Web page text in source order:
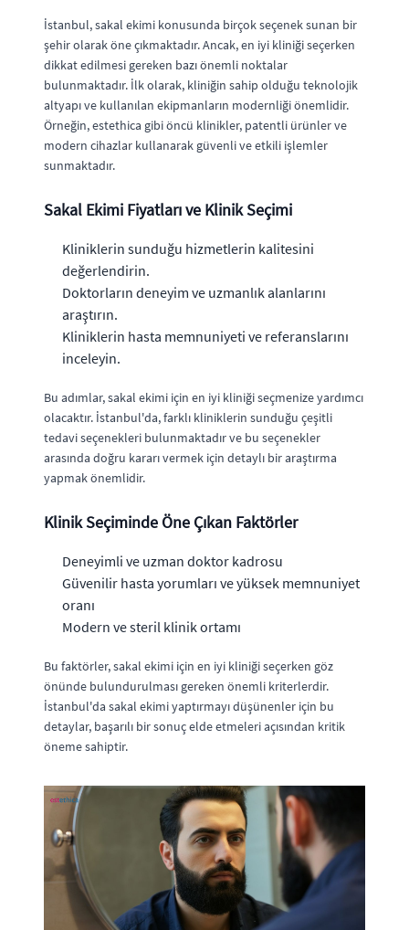
İstanbul, sakal ekimi konusunda birçok seçenek sunan bir
şehir olarak öne çıkmaktadır. Ancak, en iyi kliniği seçerken
dikkat edilmesi gereken bazı önemli noktalar
bulunmaktadır. İlk olarak, kliniğin sahip olduğu teknolojik
altyapı ve kullanılan ekipmanların modernliği önemlidir.
Örneğin, estethica gibi öncü klinikler, patentli ürünler ve
modern cihazlar kullanarak güvenli ve etkili işlemler
sunmaktadır.
Sakal Ekimi Fiyatları ve Klinik Seçimi
Kliniklerin sunduğu hizmetlerin kalitesini
değerlendirin.
Doktorların deneyim ve uzmanlık alanlarını
araştırın.
Kliniklerin hasta memnuniyeti ve referanslarını
inceleyin.
Bu adımlar, sakal ekimi için en iyi kliniği seçmenize yardımcı
olacaktır. İstanbul'da, farklı kliniklerin sunduğu çeşitli
tedavi seçenekleri bulunmaktadır ve bu seçenekler
arasında doğru kararı vermek için detaylı bir araştırma
yapmak önemlidir.
Klinik Seçiminde Öne Çıkan Faktörler
Deneyimli ve uzman doktor kadrosu
Güvenilir hasta yorumları ve yüksek memnuniyet
oranı
Modern ve steril klinik ortamı
Bu faktörler, sakal ekimi için en iyi kliniği seçerken göz
önünde bulundurulması gereken önemli kriterlerdir.
İstanbul'da sakal ekimi yaptırmayı düşünenler için bu
detaylar, başarılı bir sonuç elde etmeleri açısından kritik
öneme sahiptir.